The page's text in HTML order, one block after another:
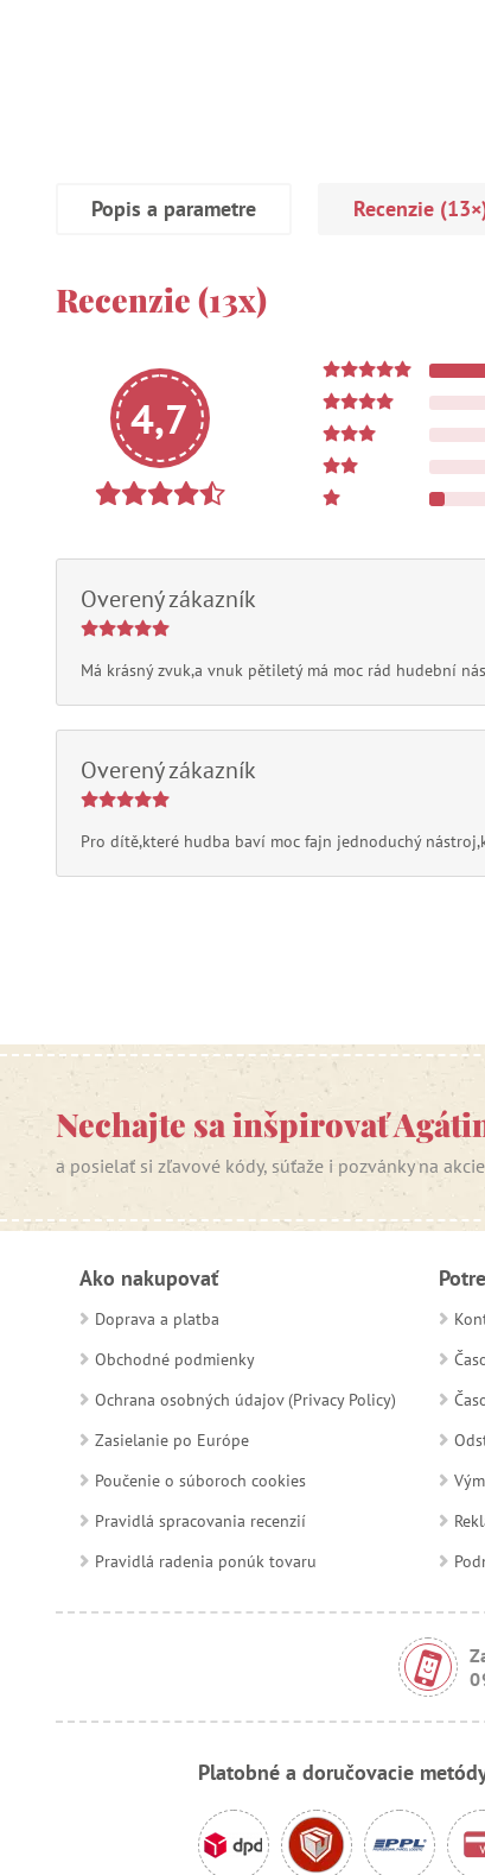
Popis a parametre Recenzie
Recenzie (13x)
4,7
Overený zákazník
Má krásný zvuk,a vnuk pětiletý má moc rád hudební
Overený zákazník
Pro dítě,které hudba baví moc fajn jednoduchý
Nechajte sa inšpirovať
a posielať si zľavové kódy, súťaže i pozvánky na
Ako nakupovať
Doprava a platba
Obchodné podmienky
Ochrana osobných údajov (Privacy Policy)
Zasielanie po Európe
Poučenie o súboroch cookies
Pravidlá spracovania recenzií
Pravidlá radenia ponúk tovaru
Platobné a doručovacie